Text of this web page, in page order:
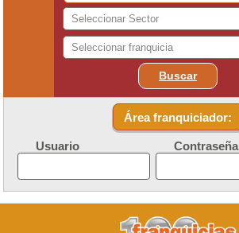
Buscar
Área franquiciador:
Usuario Contraseña